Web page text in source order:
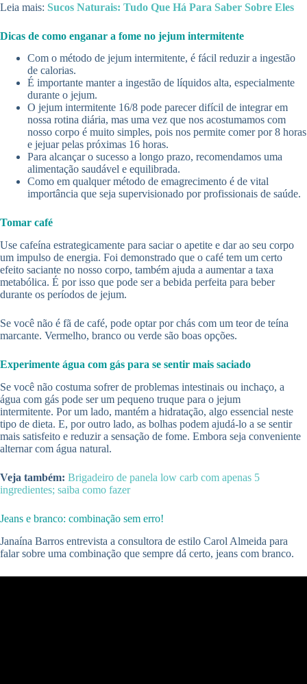
Leia mais: Sucos Naturais: Tudo Que Há Para Saber Sobre Eles
Dicas de como enganar a fome no jejum intermitente
Com o método de jejum intermitente, é fácil reduzir a ingestão
de calorias.
É importante manter a ingestão de líquidos alta, especialmente
durante o jejum.
O jejum intermitente 16/8 pode parecer difícil de integrar em
nossa rotina diária, mas uma vez que nos acostumamos com
nosso corpo é muito simples, pois nos permite comer por 8 horas
e jejuar pelas próximas 16 horas.
Para alcançar o sucesso a longo prazo, recomendamos uma
alimentação saudável e equilibrada.
Como em qualquer método de emagrecimento é de vital
importância que seja supervisionado por profissionais de saúde.
Tomar café
Use cafeína estrategicamente para saciar o apetite e dar ao seu corpo
um impulso de energia. Foi demonstrado que o café tem um certo
efeito saciante no nosso corpo, também ajuda a aumentar a taxa
metabólica. É por isso que pode ser a bebida perfeita para beber
durante os períodos de jejum.
Se você não é fã de café, pode optar por chás com um teor de teína
marcante. Vermelho, branco ou verde são boas opções.
Experimente água com gás para se sentir mais saciado
Se você não costuma sofrer de problemas intestinais ou inchaço, a
água com gás pode ser um pequeno truque para o jejum
intermitente. Por um lado, mantém a hidratação, algo essencial neste
tipo de dieta. E, por outro lado, as bolhas podem ajudá-lo a se sentir
mais satisfeito e reduzir a sensação de fome. Embora seja conveniente
alternar com água natural.
Veja também: Brigadeiro de panela low carb com apenas 5
ingredientes; saiba como fazer
Jeans e branco: combinação sem erro!
Janaína Barros entrevista a consultora de estilo Carol Almeida para
falar sobre uma combinação que sempre dá certo, jeans com branco.